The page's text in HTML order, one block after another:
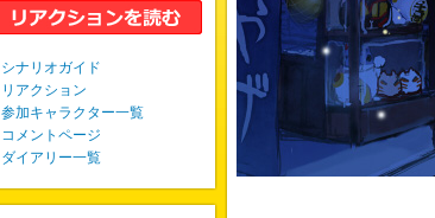
シナリオガイド
リアクション
参加キャラクター一覧
コメントページ
ダイアリー一覧